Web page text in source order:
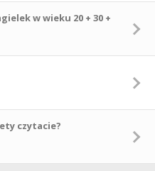
w wieku 20 + 30 +
czytacie?